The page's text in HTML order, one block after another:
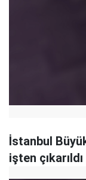
İstanbul
işten çıkarıldı